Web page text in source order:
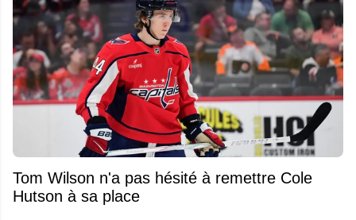
Tom Wilson n'a pas hésité à remettre Cole
Hutson à sa place